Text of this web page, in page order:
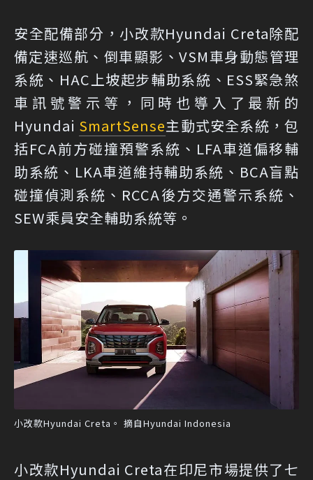
安全配備部分，小改款Hyundai Creta除配
備定速巡航、倒車顯影、VSM車身動態管理
系統、HAC上坡起步輔助系統、ESS緊急煞
車訊號警示等，同時也導入了最新的
Hyundai SmartSense主動式安全系統，包
括FCA前方碰撞預警系統、LFA車道偏移輔
助系統、LKA車道維持輔助系統、BCA盲點
碰撞偵測系統、RCCA後方交通警示系統、
SEW乘員安全輔助系統等。
小改款Hyundai Creta。 摘自Hyundai Indonesia
小改款Hyundai Creta在印尼市場提供了七